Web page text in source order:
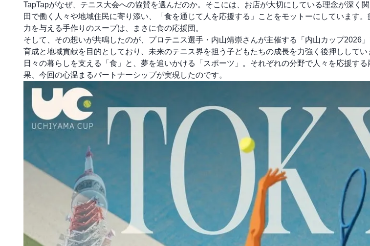
TapTapがなぜ、テニス大会への協賛を選んだのか。そこには、お店が大切にしている理念が深く
田で働く人々や地域住民に寄り添い、「食を通じて人を応援する」ことをモットーにしています
力を与える手作りのスープは、まさに食の応援団。
そして、その想いが共鳴したのが、プロテニス選手・内山靖崇さんが主催する「内山カップ2026
育成と地域貢献を目的としており、未来のテニス界を担う子どもたちの成長を力強く後押ししてい
日々の暮らしを支える「食」と、夢を追いかける「スポーツ」。それぞれの分野で人々を応援す
果、今回の心温まるパートナーシップが実現したのです。